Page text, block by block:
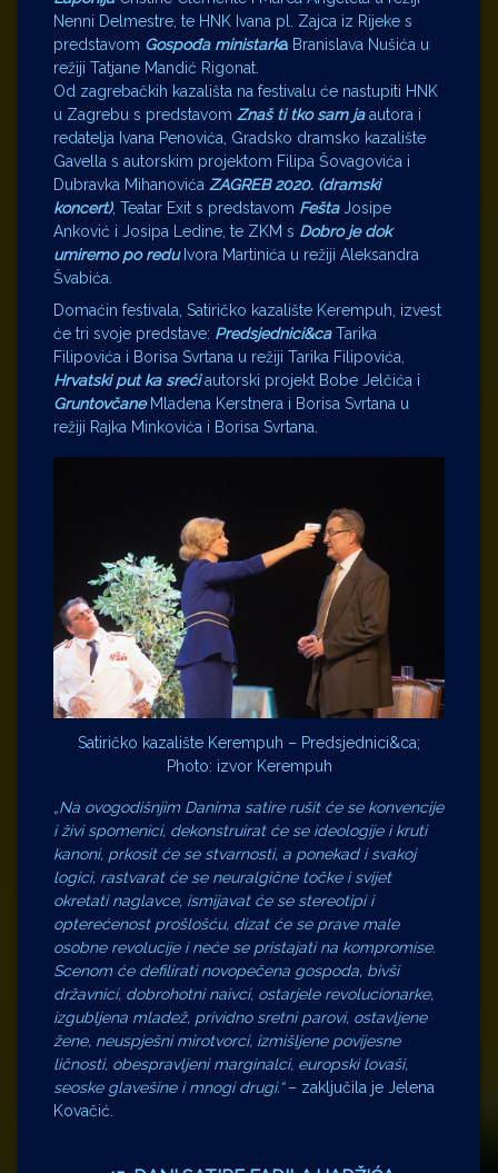
Nenni Delmestre, te HNK Ivana pl. Zajca iz Rijeke s
predstavom Gospođa ministarka Branislava Nušića u
režiji Tatjane Mandić Rigonat.
Od zagrebačkih kazališta na festivalu će nastupiti HNK
u Zagrebu s predstavom Znaš ti tko sam ja autora i
redatelja Ivana Penovića, Gradsko dramsko kazalište
Gavella s autorskim projektom Filipa Šovagovića i
Dubravka Mihanovića ZAGREB 2020. (dramski
koncert), Teatar Exit s predstavom FeštaJosipe
Anković i Josipa Ledine, te ZKM s Dobro je dok
umiremo po reduIvora Martinića u režiji Aleksandra
Švabića.
Domaćin festivala, Satiričko kazalište Kerempuh, izvest
će tri svoje predstave: Predsjednici&caTarika
Filipovića i Borisa Svrtana u režiji Tarika Filipovića,
Hrvatski put ka srećiautorski projekt Bobe Jelčića i
Gruntovčane Mladena Kerstnera i Borisa Svrtana u
režiji Rajka Minkovića i Borisa Svrtana.
Satiričko kazalište Kerempuh – Predsjednici&ca;
Photo: izvor Kerempuh
„Na ovogodišnjim Danima satire rušit će se konvencije
i živi spomenici, dekonstruirat će se ideologije i kruti
kanoni, prkosit će se stvarnosti, a ponekad i svakoj
logici, rastvarat će se neuralgične točke i svijet
okretati naglavce, ismijavat će se stereotipi i
opterećenost prošlošću, dizat će se prave male
osobne revolucije i neće se pristajati na kompromise.
Scenom će defilirati novopečena gospoda, bivši
državnici, dobrohotni naivci, ostarjele revolucionarke,
izgubljena mladež, prividno sretni parovi, ostavljene
žene, neuspješni mirotvorci, izmišljene povijesne
ličnosti, obespravljeni marginalci, europski lovaši,
seoske glavešine i mnogi drugi.“– zaključila je Jelena
Kovačić.